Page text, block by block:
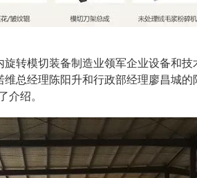
旋转模切装备制造业领军企业设备和技
维总经理陈阳升和行政部经理廖昌城
介绍。